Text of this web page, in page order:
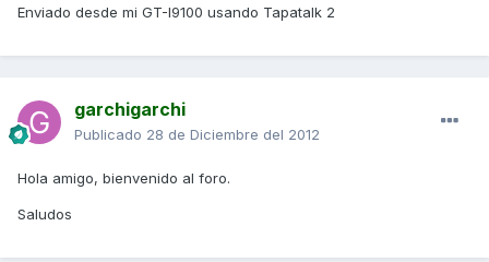
Enviado desde mi GT-I9100 usando Tapatalk 2
garchigarchi
Publicado 28 de Diciembre del 2012
Hola amigo, bienvenido al foro.
Saludos